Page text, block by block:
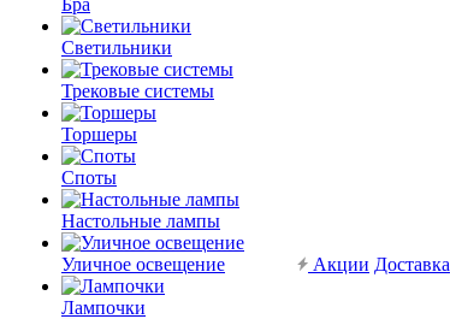
Бра
Светильники
Трековые системы
Торшеры
Споты
Настольные лампы
Уличное освещение
Лампочки
Акции Доставка